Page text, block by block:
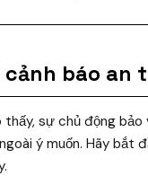
cảnh báo an
sự chủ động bảo
ý muốn. Hãy bắt